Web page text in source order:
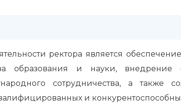
ректора является
образования и науки, внедрение
сотрудничества, а также
и